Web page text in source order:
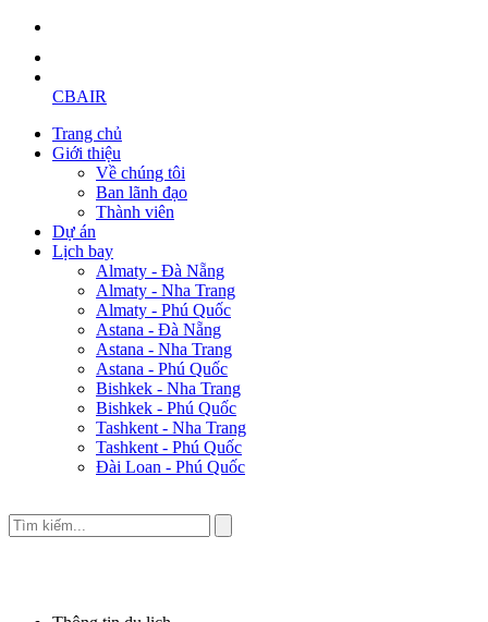
CBAIR
Trang chủ
Giới thiệu
Về chúng tôi
Ban lãnh đạo
Thành viên
Dự án
Lịch bay
Almaty - Đà Nẵng
Almaty - Nha Trang
Almaty - Phú Quốc
Astana - Đà Nẵng
Astana - Nha Trang
Astana - Phú Quốc
Bishkek - Nha Trang
Bishkek - Phú Quốc
Tashkent - Nha Trang
Tashkent - Phú Quốc
Đài Loan - Phú Quốc